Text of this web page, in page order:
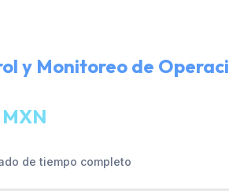
y Monitoreo de
de tiempo completo